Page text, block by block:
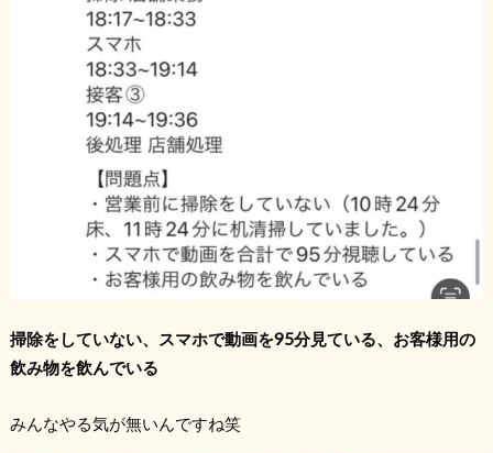
掃除をしていない、スマホで動画を95分見ている、お客様用の
飲み物を飲んでいる
みんなやる気が無いんですね笑